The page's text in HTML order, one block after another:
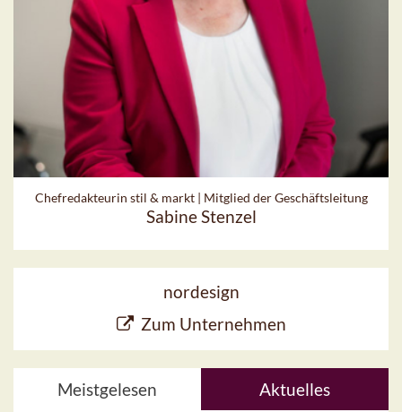
Chefredakteurin stil & markt | Mitglied der Geschäftsleitung
Sabine Stenzel
nordesign
Zum Unternehmen
Meistgelesen Aktuelles